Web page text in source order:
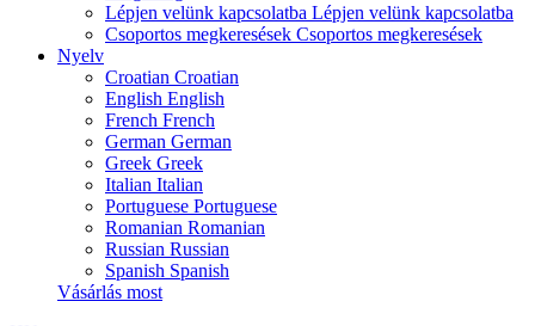
Lépjen velünk kapcsolatba Lépjen velünk kapcsolatba
Csoportos megkeresések Csoportos megkeresések
Nyelv
Croatian Croatian
English English
French French
German German
Greek Greek
Italian Italian
Portuguese Portuguese
Romanian Romanian
Russian Russian
Spanish Spanish
Vásárlás most